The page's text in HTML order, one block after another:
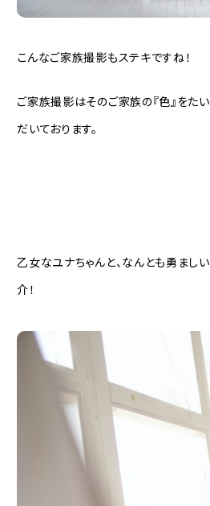
こんなご家族撮影もステキですね！
ご家族撮影はそのご家族の『色』をた
だいております。
乙女なユナちゃんと、なんとも勇まし
介！